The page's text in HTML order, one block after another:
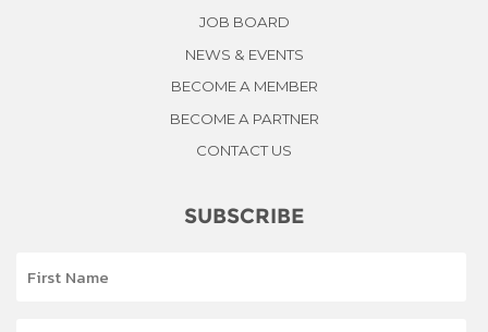
JOB BOARD
NEWS & EVENTS
BECOME A MEMBER
BECOME A PARTNER
CONTACT US
SUBSCRIBE